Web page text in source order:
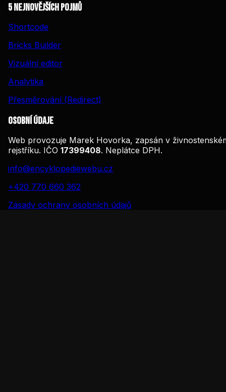
5 nejnovějších pojmů
Shortcode
Bricks Builder
Vizuální editor
Analytika
Přesměrování (Redirect)
Osobní údaje
Web provozuje Marek Hovorka, zapsán v
rejstříku. IČO 17399408. Neplátce DPH.
info@encyklopediewebu.cz
+420 770 660 362
Zásady ochrany osobních údajů